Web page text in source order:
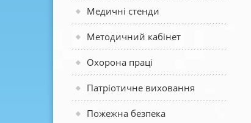
Медичні стенди
Методичний кабінет
Охорона праці
Патріотичне виховання
Пожежна безпека